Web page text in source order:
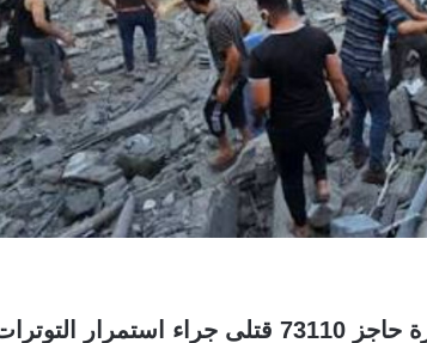
تجاوزت حصيلة الضحايا في قطاع غزة حاجز 73110 قتلى جراء استمرار